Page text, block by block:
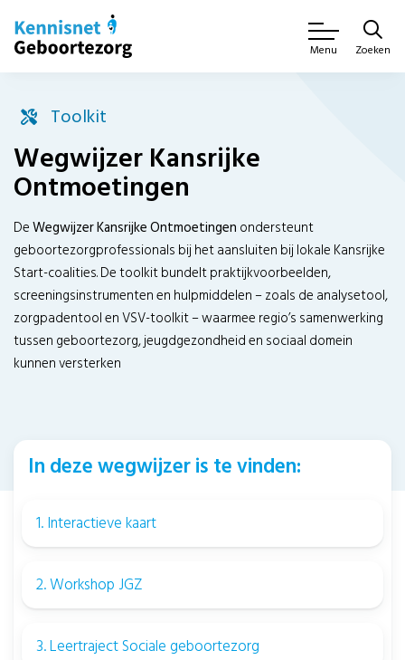
Menu Zoeken
Toolkit
Wegwijzer Kansrijke
Ontmoetingen
DeWegwijzer Kansrijke Ontmoetingen ondersteunt
geboortezorgprofessionals bij het aansluiten bij lokale Kansrijke
Start-coalities. De toolkit bundelt praktijkvoorbeelden,
screeningsinstrumenten en hulpmiddelen – zoals de analysetool,
zorgpadentool en VSV-toolkit – waarmee regio’s samenwerking
tussen geboortezorg, jeugdgezondheid en sociaal domein
kunnen versterken
In deze wegwijzer is te vinden:
1.Interactieve kaart
2.Workshop JGZ
3. Leertraject Sociale geboortezorg